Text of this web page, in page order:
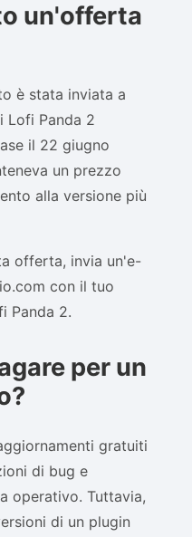
un'offerta
è stata inviata a
Lofi Panda 2
il 22 giugno
un prezzo
alla versione più
offerta, invia un'e-
con il tuo
Panda 2.
per un
gratuiti
di bug e
operativo. Tuttavia,
di un plugin